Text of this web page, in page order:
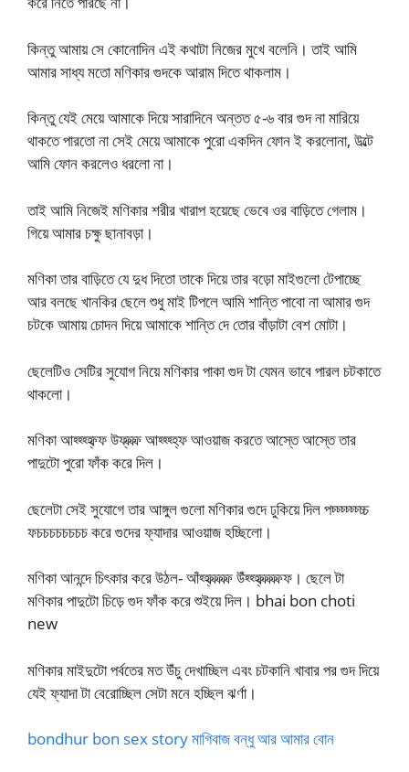
কিন্তু আমায় সে কোনোদিন এই কথাটা নিজের মুখে বলেনি। তাই আমি
আমার সাধ্য মতো মণিকার গুদকে আরাম দিতে থাকলাম।
কিন্তু যেই মেয়ে আমাকে দিয়ে সারাদিনে অন্তত ৫-৬ বার গুদ না মারিয়ে
থাকতে পারতো না সেই মেয়ে আমাকে পুরো একদিন ফোন ই করলোনা, উল্টে
আমি ফোন করলেও ধরলো না।
তাই আমি নিজেই মণিকার শরীর খারাপ হয়েছে ভেবে ওর বাড়িতে গেলাম।
গিয়ে আমার চক্ষু ছানাবড়া।
মণিকা তার বাড়িতে যে দুধ দিতো তাকে দিয়ে তার বড়ো মাইগুলো টেপাচ্ছে
আর বলছে খানকির ছেলে শুধু মাই টিপলে আমি শান্তি পাবো না আমার গুদ
চটকে আমায় চোদন দিয়ে আমাকে শান্তি দে তোর বাঁড়াটা বেশ মোটা।
ছেলেটিও সেটির সুযোগ নিয়ে মণিকার পাকা গুদ টা যেমন ভাবে পারল চটকাতে
থাকলো।
মণিকা আহ্হ্হ্হ্ফ্ফ উফ্ফ্ফ্ফ্ আহ্হ্হ্হ্ফ আওয়াজ করতে আস্তে আস্তে তার
পাদুটো পুরো ফাঁক করে দিল।
ছেলেটা সেই সুযোগে তার আঙ্গুল গুলো মণিকার গুদে ঢুকিয়ে দিল পচ্চ্চ্চ্চ্চ্চ্চ
ফচচচচচচচচ করে গুদের ফ্যাদার আওয়াজ হচ্ছিলো।
মণিকা আনন্দে চিৎকার করে উঠল- আঁহ্হ্ফ্ফ্ফ্ফ্ফ্ উঁহ্হ্হ্ফ্ফ্ফ্ফ্ফ্ফ। ছেলে টা
মণিকার পাদুটো চিড়ে গুদ ফাঁক করে শুইয়ে দিল। bhai bon choti
new
মণিকার মাইদুটো পর্বতের মত উঁচু দেখাচ্ছিল এবং চটকানি খাবার পর গুদ দিয়ে
যেই ফ্যাদা টা বেরোচ্ছিল সেটা মনে হচ্ছিল ঝর্ণা।
bondhur bon sex story মাগিবাজ বন্ধু আর আমার বোন